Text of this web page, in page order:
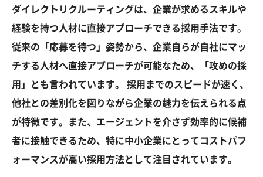
ダイレクトリクルーティングは、企業が求めるスキルや
経験を持つ人材に直接アプローチできる採用手法です。
従来の「応募を待つ」姿勢から、企業自らが自社にマッ
チする人材へ直接アプローチが可能なため、「攻めの採
用」とも言われています。 採用までのスピードが速く、
他社との差別化を図りながら企業の魅力を伝えられる点
が特徴です。また、エージェントを介さず効率的に候補
者に接触できるため、特に中小企業にとってコストパフ
ォーマンスが高い採用方法として注目されています。